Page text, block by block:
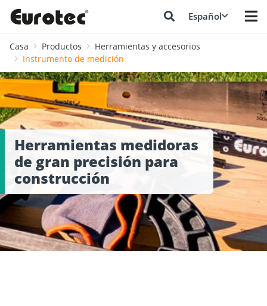
Español
Casa Productos
Herramientas y accesorios
Instrumento de medición
Herramientas medidoras
de gran precisión para
construcción